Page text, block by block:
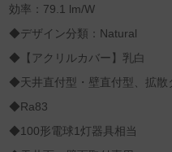
効率：79.1 lm/W
◆デザイン分類：Natural
◆【アクリルカバー】乳白
◆天井直付型・壁直付型、拡散
◆Ra83
◆100形電球1灯器具相当